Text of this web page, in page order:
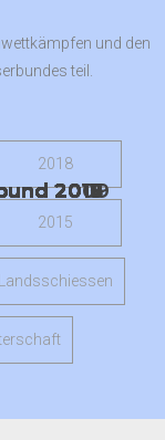
und den
teil.
2018
2015
Landsschiessen
2019
2018
2017
2016
2015
2011
2009